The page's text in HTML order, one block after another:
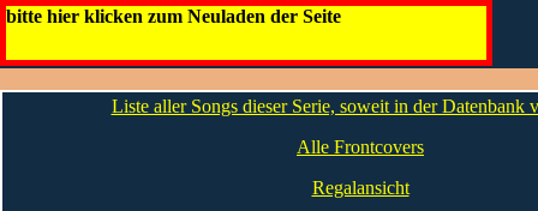
bitte hier klicken zum Neuladen der Seite
MDR Schlager Charts
Liste aller Songs dieser Serie, soweit in der Datenbank
Alle Frontcovers
Regalansicht